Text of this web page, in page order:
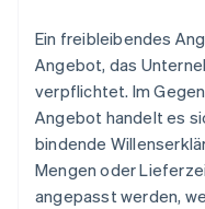
Ein freibleibendes
Angebot, das
verpflichtet. Im
Angebot handelt es
bindende
Mengen oder
angepasst werden,